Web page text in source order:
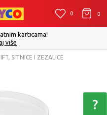
0 0
karticama!
više
SITNICE I ZEZALICE